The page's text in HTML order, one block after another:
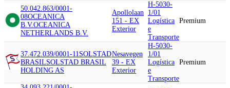
50.042.863/0001-
08OCEANICA
B.V.OCEANICA
NETHERLANDS B.V.
Apollolaan
151 - EX
Exterior
H-5030-
1/01
Logística
e
Transporte
Premium
37.472.039/0001-11SOLSTAD
BRASILSOLSTAD BRASIL
HOLDING AS
Nesavegen
39 - EX
Exterior
H-5030-
1/01
Logística
e
Transporte
Premium